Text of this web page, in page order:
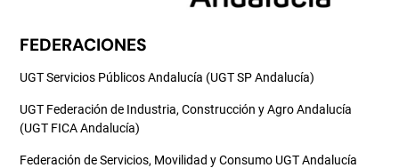
FEDERACIONES
UGT Servicios Públicos Andalucía (UGT SP Andalucía)
UGT Federación de Industria, Construcción y Agro Andalucía
(UGT FICA Andalucía)
Federación de Servicios, Movilidad y Consumo UGT Andalucía